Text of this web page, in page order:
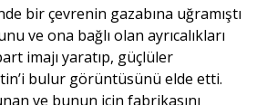
bir çevrenin gazabına uğramıştı
ve ona bağlı olan ayrıcalıkları
imajı yaratıp, güçlüler
bulur görüntüsünü elde etti.
ve bunun için fabrikasını